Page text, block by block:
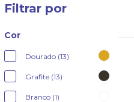
Filtrar por
Cor
Dourado (13)
Grafite (13)
Branco (1)